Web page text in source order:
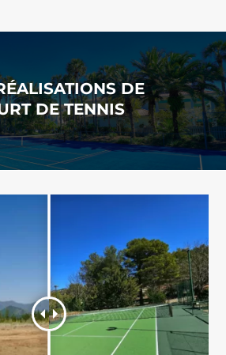
DE
DE TENNIS